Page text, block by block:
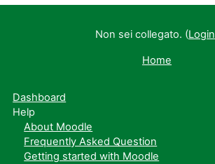
Non sei collegato. (Login
Home
Dashboard
Help
About Moodle
Frequently Asked Question
Getting started with Moodle